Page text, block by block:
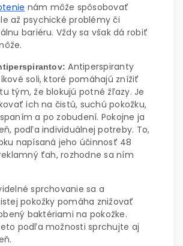
nám môže spôsobovať
až psychické problémy či
bariéru. Vždy sa však dá robiť
Antiperspiranty
soli, ktoré pomáhajú znížiť
tým, že blokujú potné žľazy. Je
ich na čistú, suchú pokožku,
a po zobudení. Pokojne ja
podľa individuálnej potreby. To,
napísaná jeho účinnosť 48
ťah, rozhodne sa ním
sprchovanie sa a
pokožky pomáha znižovať
baktériami na pokožke.
podľa možnosti sprchujte aj